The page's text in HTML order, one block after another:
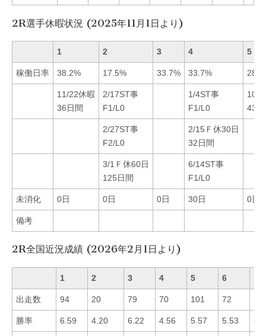
2R選手休暇状況 (2025年11月1日より)
1 2 3 4 5
稼働日率 38.2% 17.5% 33.7% 33.7%
11/22休暇
36日間
2/17ST事
F1/L0
1/4ST事
F1/L0
10/
43
2/27ST事
F2/L0
2/15Ｆ休30日
32日間
3/1Ｆ休60日
125日間
6/14ST事
F1/L0
未消化 0日 0日 0日 30日 0日
備考
2R全国近況成績 (2026年2月1日より)
1 2 3 4 5 6
出走数 94 20 79 70 101 72
勝率 6.59 4.20 6.22 4.56 5.57 5.53